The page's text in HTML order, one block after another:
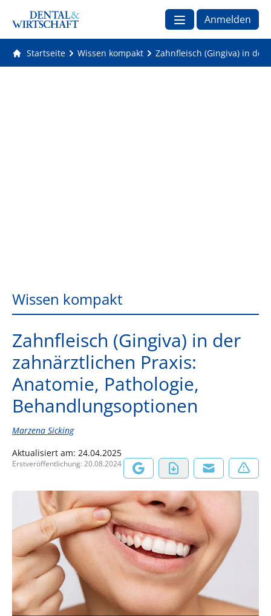
Anmelden
Startseite Wissen kompakt Zahnfleisch (Gingiva) in
Wissen kompakt
Zahnfleisch (Gingiva) in der
zahnärztlichen Praxis:
Anatomie, Pathologie,
Behandlungsoptionen
Marzena Sicking
Aktualisiert am: 24.04.2025
Erstveröffentlichung: 20.08.2024